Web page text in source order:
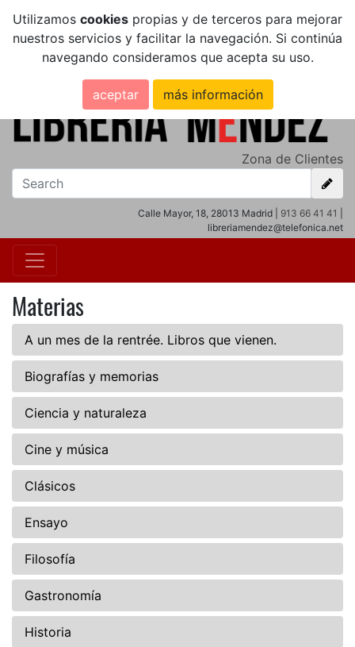
Utilizamos cookies propias y de terceros para mejorar
nuestros servicios y facilitar la navegación. Si continúa
navegando consideramos que acepta su uso.
aceptar más información
Zona de Clientes
Calle Mayor, 18, 28013 Madrid | 913 66 41 41
libreriamendez@telefonica.net
Materias
A un mes de la rentrée. Libros que vienen.
Biografías y memorias
Ciencia y naturaleza
Cine y música
Clásicos
Ensayo
Filosofía
Gastronomía
Historia